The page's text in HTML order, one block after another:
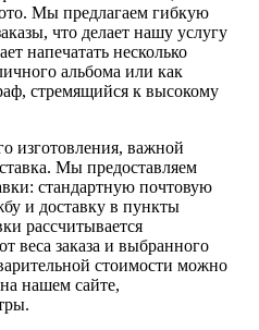
Мы предлагаем гибкую
что делает нашу услугу
напечатать несколько
альбома или как
стремящийся к высокому
изготовления, важной
Мы предоставляем
стандартную почтовую
и доставку в пункты
рассчитывается
веса заказа и выбранного
стоимости можно
нашем сайте,